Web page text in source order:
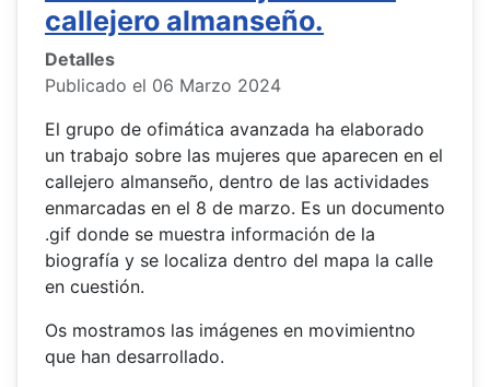
callejero almanseño.
Detalles
Publicado el 06 Marzo 2024
El grupo de ofimática avanzada ha elaborado
un trabajo sobre las mujeres que aparecen en el
callejero almanseño, dentro de las actividades
enmarcadas en el 8 de marzo. Es un documento
.gif donde se muestra información de la
biografía y se localiza dentro del mapa la calle
en cuestión.
Os mostramos las imágenes en movimientno
que han desarrollado.